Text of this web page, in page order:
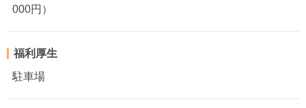
000円）
福利厚生
駐車場